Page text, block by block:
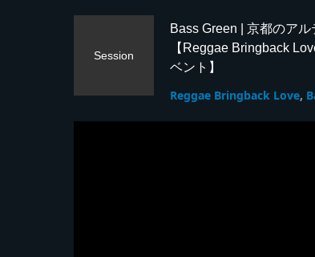
Session
Bass Green | 京都のア
【Reggae Bringback
ベント】
Reggae Bringback Love